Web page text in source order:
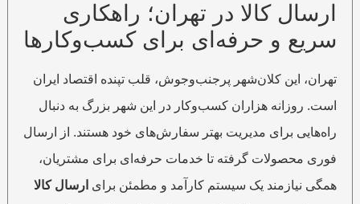
ارسال کالا در تهران؛ راهکاری
سریع و حرفه‌ای برای کسب‌وکارها
تهران، این کلان‌شهر پرجنب‌وجوش، قلب تپنده اقتصاد ایران
است. روزانه هزاران کسب‌وکار در این شهر بزرگ به دنبال
راه‌هایی برای مدیریت بهتر سفارش‌های خود هستند. از ارسال
فوری محصولات گرفته تا خدمات حرفه‌ای برای مشتریان،
همگی نیازمند یک سیستم کارآمد و مطمئن برای ارسال کالا